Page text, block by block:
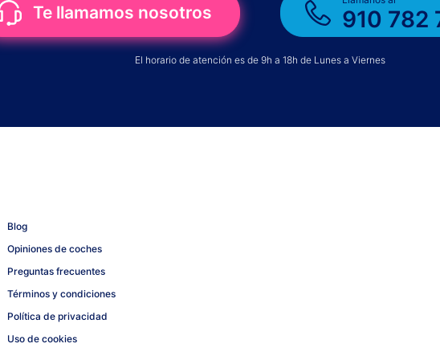
Te llamamos nosotros 910 782
El horario de atención es de 9h a 18h de Lunes a Viernes
Blog
Opiniones de coches
Preguntas frecuentes
Términos y condiciones
Política de privacidad
Uso de cookies